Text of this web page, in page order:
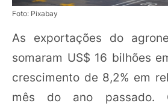
Foto: Pixabay
As exportações do
somaram US$ 16 bilhões
crescimento de 8,2% em
mês do ano passado.